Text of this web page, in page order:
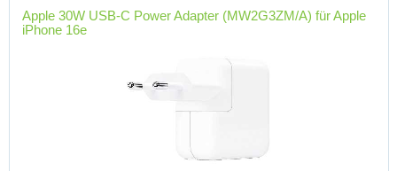
Apple 30W USB-C Power Adapter (MW2G3ZM/A) für Apple
iPhone 16e